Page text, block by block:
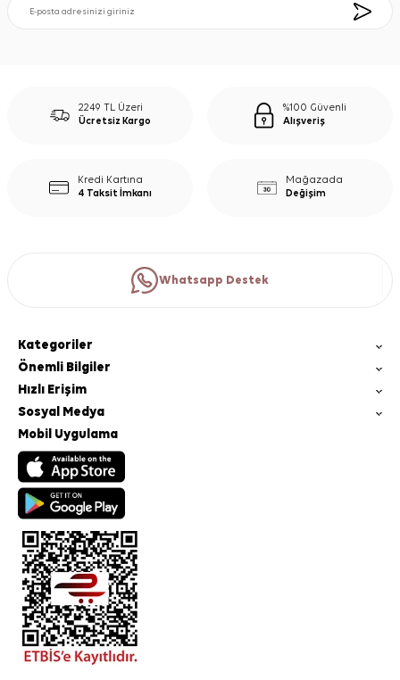
2249 TL Üzeri
Ücretsiz Kargo
%100 Güvenli
Alışveriş
Kredi Kartına
4 Taksit İmkanı
Mağazada
Değişim
Whatsapp Destek
Kategoriler
Önemli Bilgiler
Hızlı Erişim
Sosyal Medya
Mobil Uygulama